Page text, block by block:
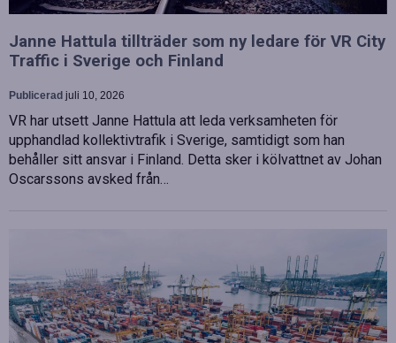
Janne Hattula tillträder som ny ledare för VR City
Traffic i Sverige och Finland
Publicerad juli 10, 2026
VR har utsett Janne Hattula att leda verksamheten för
upphandlad kollektivtrafik i Sverige, samtidigt som han
behåller sitt ansvar i Finland. Detta sker i kölvattnet av Johan
Oscarssons avsked från…